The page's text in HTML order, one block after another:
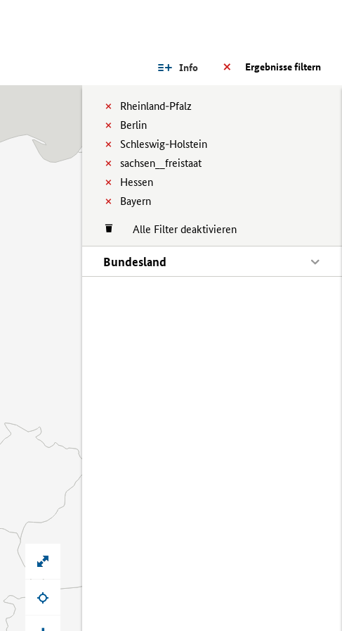
Ergebnisse filtern
Info
Rheinland-Pfalz
Berlin
Schleswig-Holstein
sachsen__freistaat
Hessen
Bayern
Alle Filter deaktivieren
Bundesland